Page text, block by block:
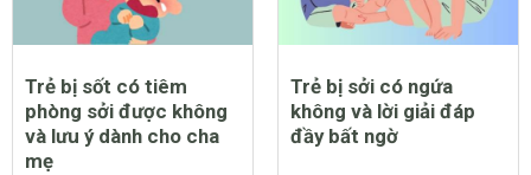
Trẻ bị sốt có tiêm
phòng sởi được không
và lưu ý dành cho cha
mẹ
Trẻ bị sởi có ngứa
không và lời giải đáp
đầy bất ngờ